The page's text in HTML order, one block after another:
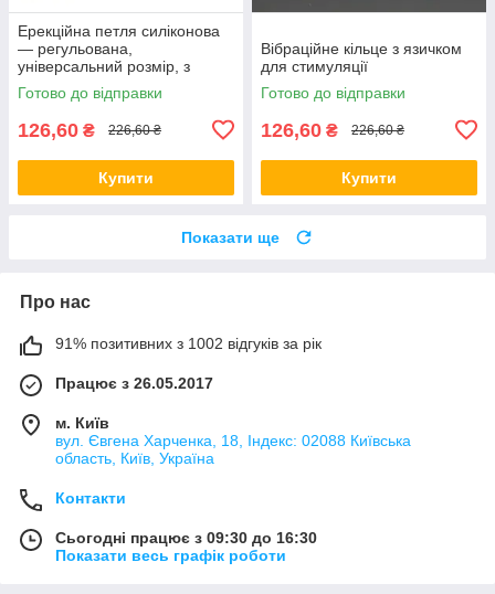
Ерекційна петля силіконова
— регульована,
універсальний розмір, з
фіксатором
Готово до відправки
126,60 ₴ 226,60 ₴
Купити
Вібраційне кільце з язичком
для стимуляції
Готово до відправки
126,60 ₴ 226,60 ₴
Купити
Показати ще
Про нас
91% позитивних з 1002 відгуків за рік
Працює з 26.05.2017
м. Київ
вул. Євгена Харченка, 18, Індекс: 02088 Київська
область, Київ, Україна
Контакти
Сьогодні працює з 09:30 до 16:30
Показати весь графік роботи